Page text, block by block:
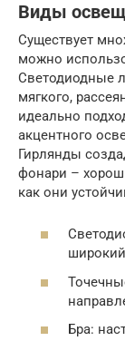
Виды
Существует
можно
Светодиодные
мягкого,
идеально
акцентного
Гирлянды
фонари –
как они
Бра: